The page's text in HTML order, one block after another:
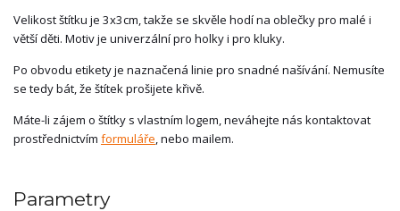
Velikost štítku je 3x3cm, takže se skvěle hodí na oblečky pro malé i
větší děti. Motiv je univerzální pro holky i pro kluky.
Po obvodu etikety je naznačená linie pro snadné našívání. Nemusíte
se tedy bát, že štítek prošijete křivě.
Máte-li zájem o štítky s vlastním logem, neváhejte nás kontaktovat
prostřednictvím formuláře, nebo mailem.
Parametry